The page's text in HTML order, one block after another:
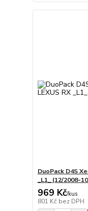
DuoPack D4S
_L1_ (12/2008-
969 Kč/kus
801 Kč bez DPH